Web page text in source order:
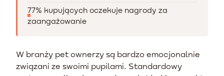
77% kupujących oczekuje nagrody za
zaangażowanie
W branży pet ownerzy są bardzo emocjonalnie
związani ze swoimi pupilami. Standardowy